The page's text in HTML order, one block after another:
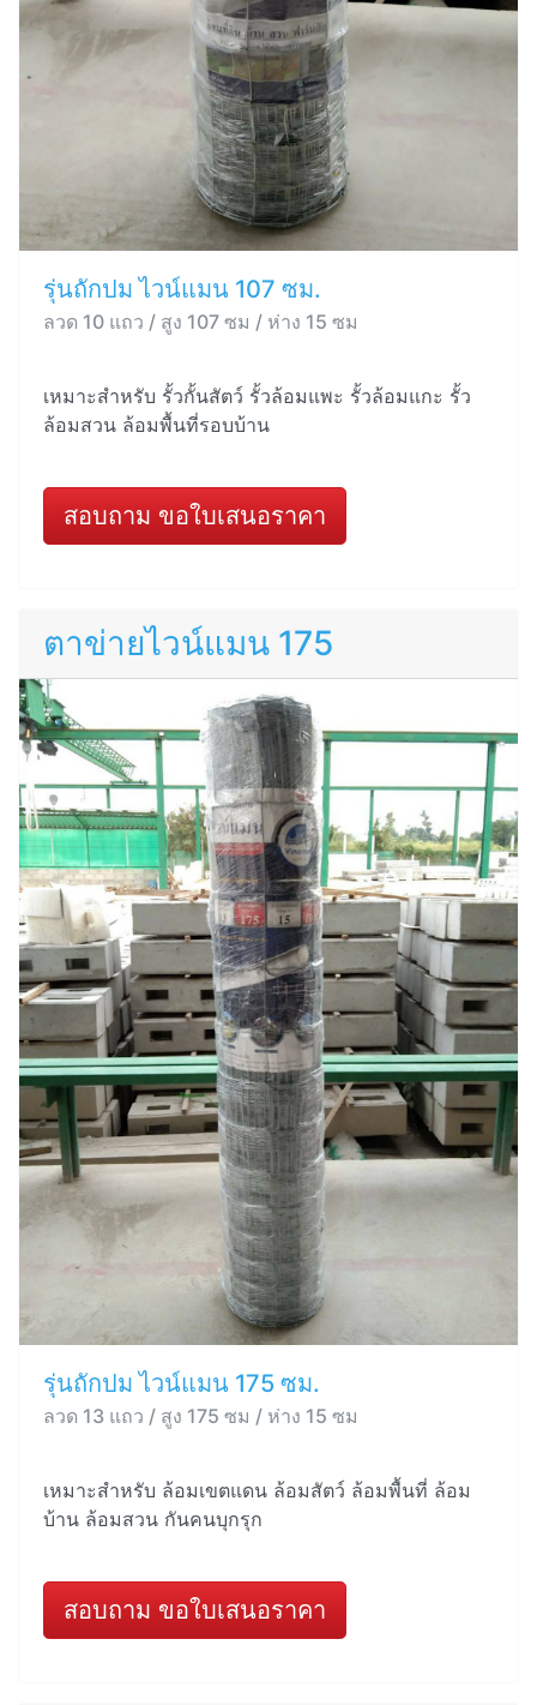
รุ่นถักปม ไวน์แมน 107 ซม.
ลวด 10 แถว / สูง 107 ซม / ห่าง 15 ซม
เหมาะสำหรับ รั้วกั้นสัตว์ รั้วล้อมแพะ รั้วล้อมแกะ รั้ว
ล้อมสวน ล้อมพื้นที่รอบบ้าน
สอบถาม ขอใบเสนอราคา
ตาข่ายไวน์แมน 175
รุ่นถักปม ไวน์แมน 175 ซม.
ลวด 13 แถว / สูง 175 ซม / ห่าง 15 ซม
เหมาะสำหรับ ล้อมเขตแดน ล้อมสัตว์ ล้อมพื้นที่ ล้อม
บ้าน ล้อมสวน กันคนบุกรุก
สอบถาม ขอใบเสนอราคา